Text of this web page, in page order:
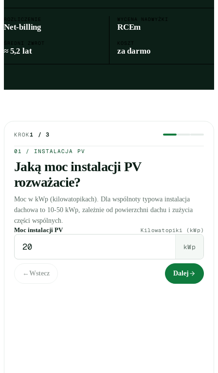
ROZLICZENIE
Net-billing
WYCENA NADWYŻKI
RCEm
ŚREDNI ZWROT
≈ 5,2 lat
KOSZT
za darmo
Net-billing (RCEm) - krok po kroku
KROK1 / 3
01 / INSTALACJA PV
Jaką moc instalacji PV
rozważacie?
Moc w kWp (kilowatopikach). Dla wspólnoty typowa instalacja
dachowa to 10-50 kWp, zależnie od powierzchni dachu i zużycia
części wspólnych.
Moc instalacji PV
Kilowatopiki (kWp)
kWp
← Wstecz Dalej